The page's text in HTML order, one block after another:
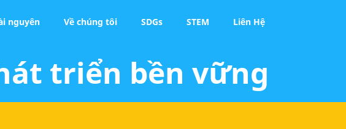
nguyên Về chúng tôi SDGs STEM Liên Hệ
triển bền vững